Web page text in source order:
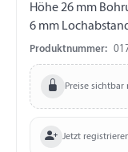
Höhe 26 mm
6 mm
Produktnummer:
Preise
Jetzt